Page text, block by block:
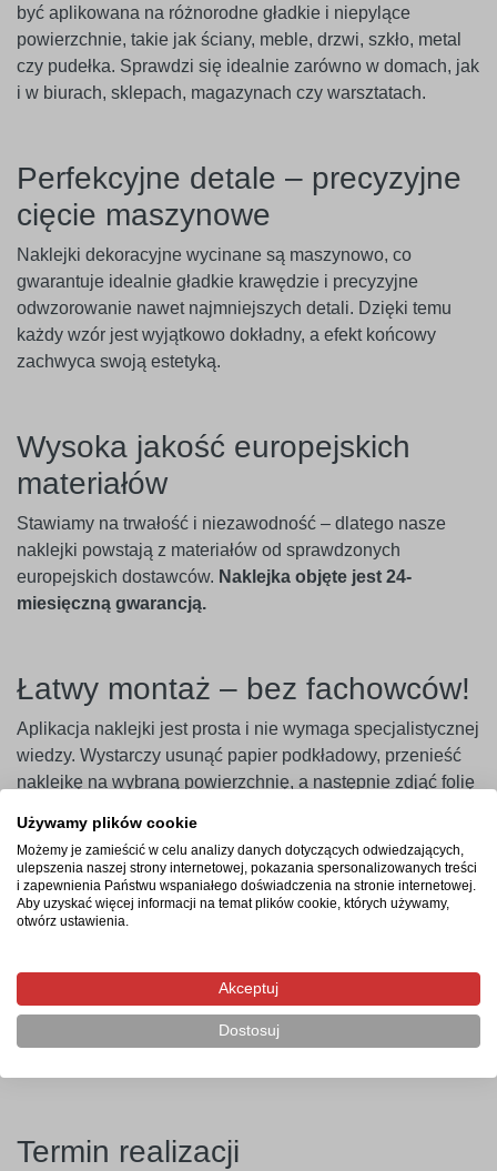
być aplikowana na różnorodne gładkie i niepylące
powierzchnie, takie jak ściany, meble, drzwi, szkło, metal
czy pudełka. Sprawdzi się idealnie zarówno w domach, jak
i w biurach, sklepach, magazynach czy warsztatach.
Perfekcyjne detale – precyzyjne
cięcie maszynowe
Naklejki dekoracyjne wycinane są maszynowo, co
gwarantuje idealnie gładkie krawędzie i precyzyjne
odwzorowanie nawet najmniejszych detali. Dzięki temu
każdy wzór jest wyjątkowo dokładny, a efekt końcowy
zachwyca swoją estetyką.
Wysoka jakość europejskich
materiałów
Stawiamy na trwałość i niezawodność – dlatego nasze
naklejki powstają z materiałów od sprawdzonych
europejskich dostawców. Naklejka objęte jest 24-
miesięczną gwarancją.
Łatwy montaż – bez fachowców!
Aplikacja naklejki jest prosta i nie wymaga specjalistycznej
wiedzy. Wystarczy usunąć papier podkładowy, przenieść
naklejkę na wybraną powierzchnię, a następnie zdjąć folię
zaleca się użycie naklejki w ciągu 14 dni od zakupu.
Ważne! Naklejki najlepiej przylegają do gładkich i
niepylących powierzchni. W przypadku ścian pokrytych
przeprowadzenie próby przyczepności. Producent nie
ponosi odpowiedzialności za nieprawidłowe zastosowanie
produktu. Naklejkę należy montować minimum 14 dni po
Termin realizacji
Używamy plików cookie
Możemy je zamieścić w celu analizy danych dotyczących odwiedzających,
ulepszenia naszej strony internetowej, pokazania spersonalizowanych treści
i zapewnienia Państwu wspaniałego doświadczenia na stronie internetowej.
Aby uzyskać więcej informacji na temat plików cookie, których używamy,
otwórz ustawienia.
Akceptuj
Dostosuj